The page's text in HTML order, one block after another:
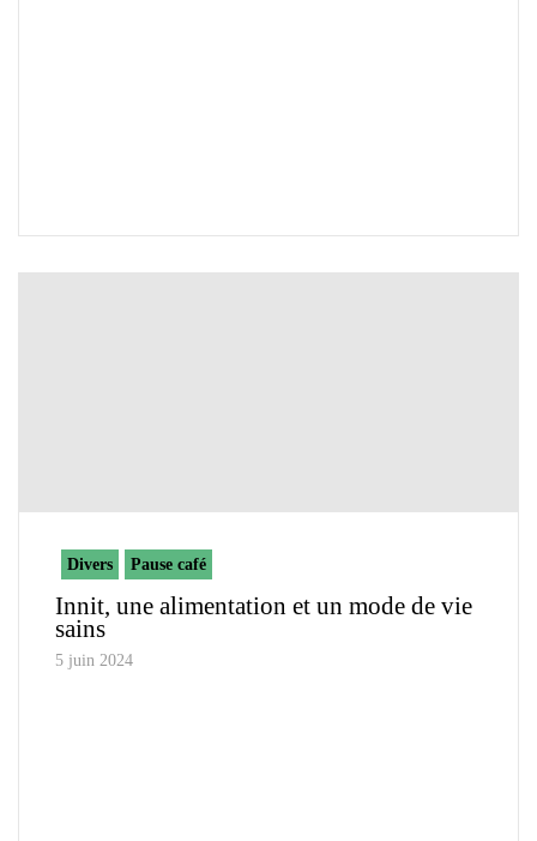
Divers Pause café
Innit, une alimentation et un mode de vie
sains
5 juin 2024